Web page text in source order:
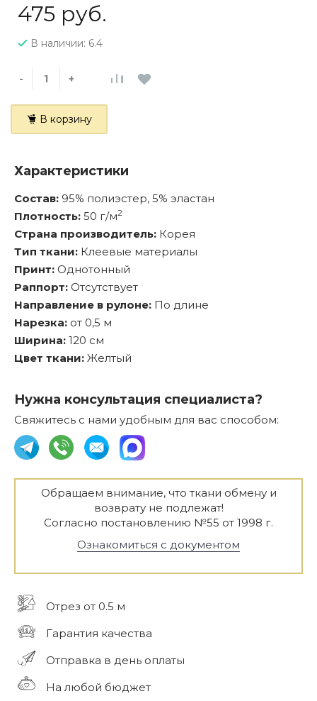
475 руб.
В наличии: 6.4
- +
В корзину
Характеристики
Состав: 95% полиэстер, 5% эластан
Плотность: 50 г/м2
Страна производитель: Корея
Тип ткани: Клеевые материалы
Принт: Однотонный
Раппорт: Отсутствует
Направление в рулоне: По длине
Нарезка: от 0,5 м
Ширина: 120 см
Цвет ткани: Желтый
Нужна консультация специалиста?
Свяжитесь с нами удобным для вас способом:
Обращаем внимание, что ткани обмену и
возврату не подлежат!
Согласно постановлению №55 от 1998 г.
Ознакомиться с документом
Отрез от 0.5 м
Гарантия качества
Отправка в день оплаты
На любой бюджет